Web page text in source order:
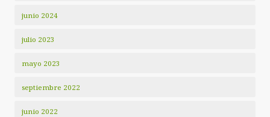
junio 2024
julio 2023
mayo 2023
septiembre 2022
junio 2022